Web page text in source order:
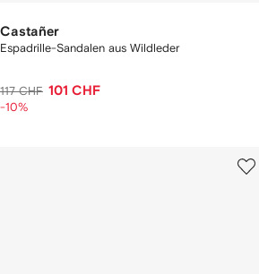
Castañer
Espadrille-Sandalen aus Wildleder
117 CHF 101 CHF
-10%